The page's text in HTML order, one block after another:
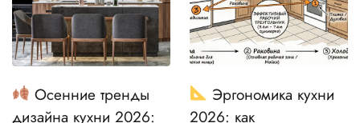
Осенние тренды
дизайна кухни 2026:
Эргономика кухни
2026: как